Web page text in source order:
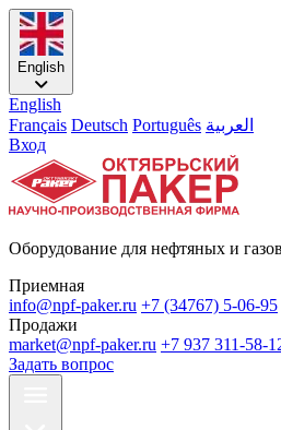
English
English
Français Deutsch Português العربية
Вход
Оборудование для нефтяных и
Приемная
info@npf-paker.ru +7 (34767) 5-06-95
Продажи
market@npf-paker.ru +7 937 311-58-
Задать вопрос